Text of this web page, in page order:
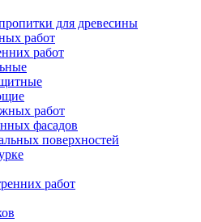
для древесины
работ
работ
работ
фасадов
поверхностей
работ